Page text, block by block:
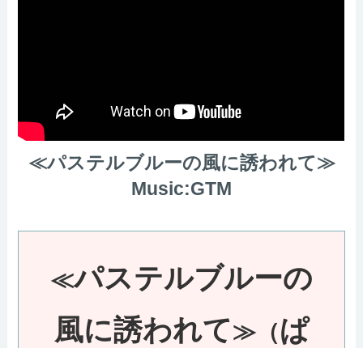
≪パステルブルーの風に誘われて≫
Music:GTM
≪パステルブルーの
風に誘われて≫（ぱ